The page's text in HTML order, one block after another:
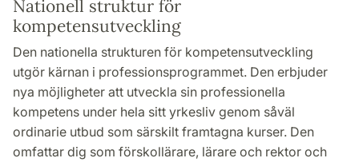
Nationell struktur för
kompetensutveckling
Den nationella strukturen för kompetensutveckling
utgör kärnan i professionsprogrammet. Den erbjuder
nya möjligheter att utveckla sin professionella
kompetens under hela sitt yrkesliv genom såväl
ordinarie utbud som särskilt framtagna kurser. Den
omfattar dig som förskollärare, lärare och rektor och